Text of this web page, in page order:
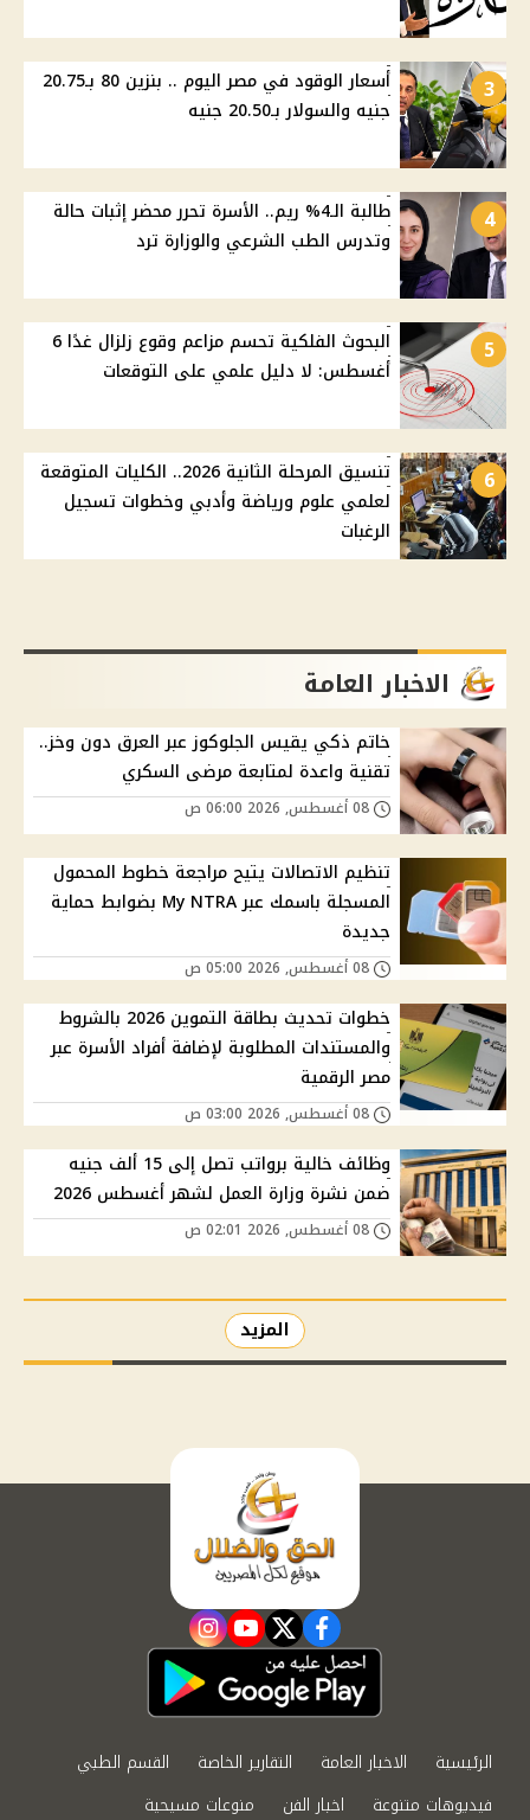
3
أسعار الوقود في مصر اليوم .. بنزين 80 بـ20.75
جنيه والسولار بـ20.50 جنيه
4
طالبة الـ4% ريم.. الأسرة تحرر محضر إثبات حالة
وتدرس الطب الشرعي والوزارة ترد
5
البحوث الفلكية تحسم مزاعم وقوع زلزال غدًا 6
أغسطس: لا دليل علمي على التوقعات
6
تنسيق المرحلة الثانية 2026.. الكليات المتوقعة
لعلمي علوم ورياضة وأدبي وخطوات تسجيل
الرغبات
الاخبار العامة
خاتم ذكي يقيس الجلوكوز عبر العرق دون وخز..
تقنية واعدة لمتابعة مرضى السكري
تنظيم الاتصالات يتيح مراجعة خطوط المحمول
المسجلة باسمك عبر My NTRA بضوابط حماية
جديدة
خطوات تحديث بطاقة التموين 2026 بالشروط
والمستندات المطلوبة لإضافة أفراد الأسرة عبر
مصر الرقمية
وظائف خالية برواتب تصل إلى 15 ألف جنيه
ضمن نشرة وزارة العمل لشهر أغسطس 2026
المزيد
facebook
twitter
youtube
instagram
الرئيسية الاخبار العامة التقارير الخاصة
القسم الطبي
فيديوهات متنوعة
اخبار الفن منوعات مسيحية